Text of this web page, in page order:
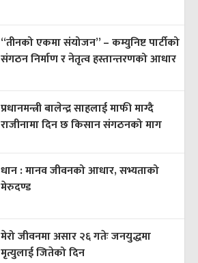
“तीनको एकमा संयोजन” – कम्युनिष्ट पार्टीको
संगठन निर्माण र नेतृत्व हस्तान्तरणको आधार
प्रधानमन्त्री बालेन्द्र साहलाई माफी माग्दै
राजीनामा दिन छ किसान संगठनको माग
धान : मानव जीवनको आधार, सभ्यताको
मेरुदण्ड
मेरो जीवनमा असार २६ गतेः जनयुद्धमा
मृत्युलाई जितेको दिन